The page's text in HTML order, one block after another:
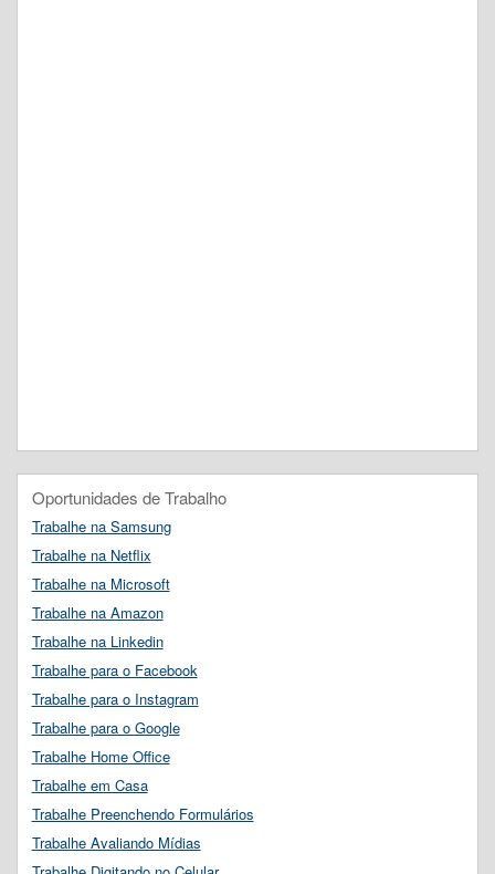
Oportunidades de Trabalho
Trabalhe na Samsung
Trabalhe na Netflix
Trabalhe na Microsoft
Trabalhe na Amazon
Trabalhe na Linkedin
Trabalhe para o Facebook
Trabalhe para o Instagram
Trabalhe para o Google
Trabalhe Home Office
Trabalhe em Casa
Trabalhe Preenchendo Formulários
Trabalhe Avaliando Mídias